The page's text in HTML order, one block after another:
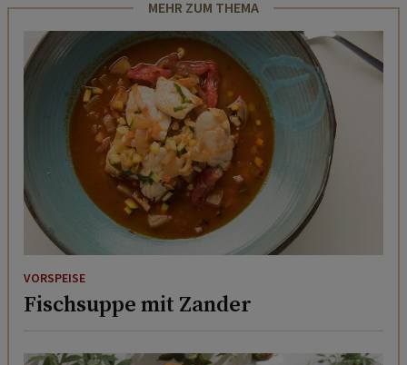
MEHR ZUM THEMA
VORSPEISE
Fischsuppe mit Zander